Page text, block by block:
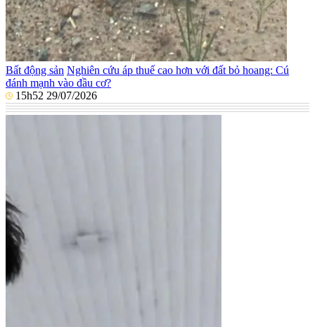
Bất động sản Nghiên cứu áp thuế cao hơn với đất bỏ hoang: Cú
đánh mạnh vào đầu cơ?
15h52 29/07/2026